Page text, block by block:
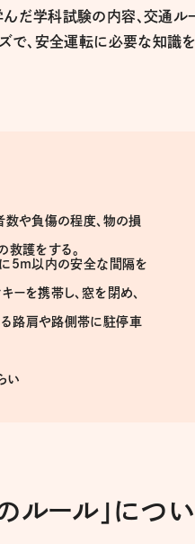
だ学科試験の内容、交通ル
で、安全運転に必要な知識
数や負傷の程度、物の損
救護をする。
5m以内の安全な間隔を
を携帯し、窓を閉め、
路肩や路側帯に駐停車
い
ルール」につい